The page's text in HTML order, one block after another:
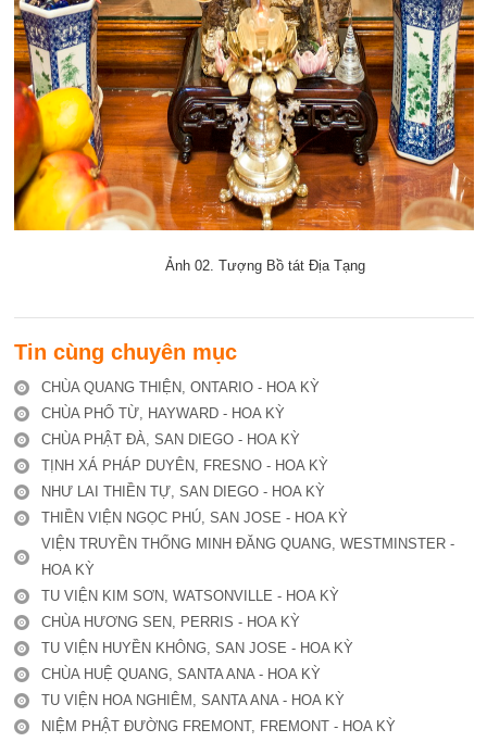
Ảnh 02. Tượng Bồ tát Địa Tạng
Tin cùng chuyên mục
CHÙA QUANG THIỆN, ONTARIO - HOA KỲ
CHÙA PHỔ TỪ, HAYWARD - HOA KỲ
CHÙA PHẬT ĐÀ, SAN DIEGO - HOA KỲ
TỊNH XÁ PHÁP DUYÊN, FRESNO - HOA KỲ
NHƯ LAI THIỀN TỰ, SAN DIEGO - HOA KỲ
THIỀN VIỆN NGỌC PHÚ, SAN JOSE - HOA KỲ
VIỆN TRUYỀN THỐNG MINH ĐĂNG QUANG, WESTMINSTER -
HOA KỲ
TU VIỆN KIM SƠN, WATSONVILLE - HOA KỲ
CHÙA HƯƠNG SEN, PERRIS - HOA KỲ
TU VIỆN HUYỀN KHÔNG, SAN JOSE - HOA KỲ
CHÙA HUỆ QUANG, SANTA ANA - HOA KỲ
TU VIỆN HOA NGHIÊM, SANTA ANA - HOA KỲ
NIỆM PHẬT ĐƯỜNG FREMONT, FREMONT - HOA KỲ